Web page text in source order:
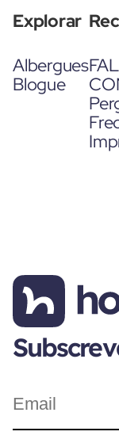
Explorar
Albergues
Blogue